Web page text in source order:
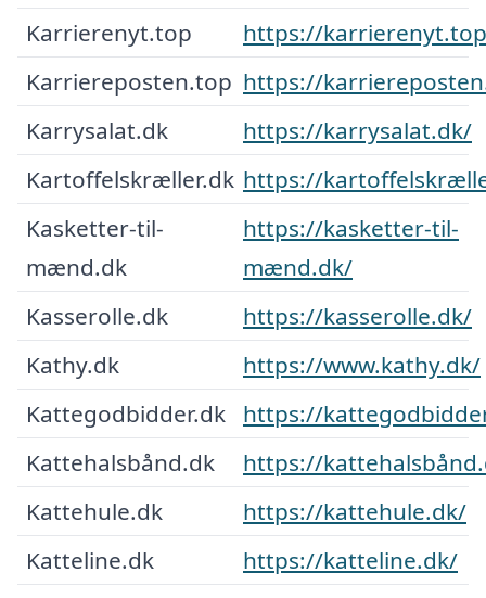
Karrierenyt.top
https://
Karriereposten.top https://
Karrysalat.dk
https://karrysalat.dk/
Kartoffelskræller.dk https://
Kasketter-til-
mænd.dk
https://kasketter-til-
mænd.dk/
Kasserolle.dk
https://kasserolle.dk/
Kathy.dk
https://www.kathy.dk/
Kattegodbidder.dk
https://
Kattehalsbånd.dk
https://
Kattehule.dk
https://kattehule.dk/
Katteline.dk
https://katteline.dk/